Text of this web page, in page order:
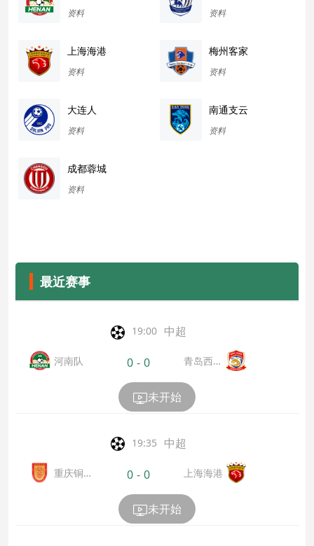
资料 资料
上海海港
资料
梅州客家
资料
大连人
资料
南通支云
资料
成都蓉城
资料
最近赛事
19:00 中超
河南队 0 - 0
青岛西海
未开始
19:35 中超
重庆铜
0 - 0 上海海港
未开始